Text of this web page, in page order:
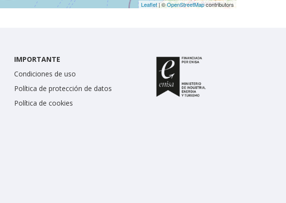
Leaflet | ©OpenStreetMapcontributors
IMPORTANTE
Condiciones de uso
Política de protección de datos
Política de cookies